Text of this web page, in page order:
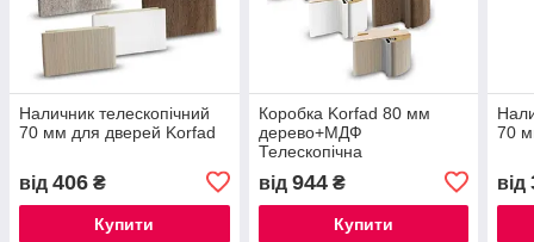
Наличник телескопічний
70 мм для дверей Korfad
від 406 ₴
Купити
Коробка Korfad 80 мм
дерево+МДФ
Телескопічна
від 944₴
Купити
70
від